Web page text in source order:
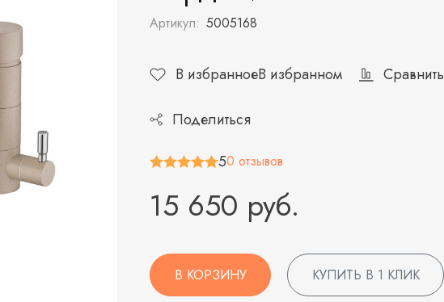
Артикул: 5005168
В избранноеВ избранном Сравнить
Поделиться
50 отзывов
15 650 руб.
В КОРЗИНУ КУПИТЬ В 1 КЛИК